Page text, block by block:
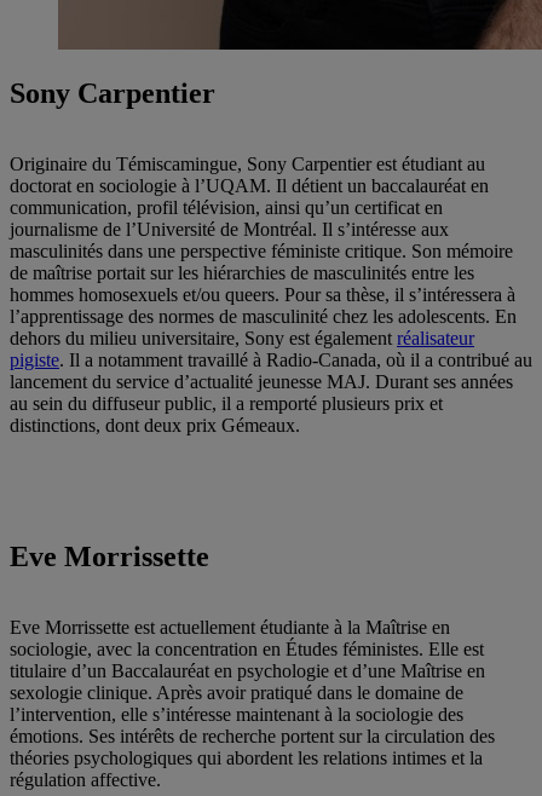
Sony Carpentier
Originaire du Témiscamingue, Sony Carpentier est étudiant au
doctorat en sociologie à l’UQAM. Il détient un baccalauréat en
communication, profil télévision, ainsi qu’un certificat en
journalisme de l’Université de Montréal. Il s’intéresse aux
masculinités dans une perspective féministe critique. Son mémoire
de maîtrise portait sur les hiérarchies de masculinités entre les
hommes homosexuels et/ou queers. Pour sa thèse, il s’intéressera à
l’apprentissage des normes de masculinité chez les adolescents. En
dehors du milieu universitaire, Sony est également réalisateur
pigiste. Il a notamment travaillé à Radio-Canada, où il a contribué au
lancement du service d’actualité jeunesse MAJ. Durant ses années
au sein du diffuseur public, il a remporté plusieurs prix et
distinctions, dont deux prix Gémeaux.
Eve Morrissette
Eve Morrissette est actuellement étudiante à la Maîtrise en
sociologie, avec la concentration en Études féministes. Elle est
titulaire d’un Baccalauréat en psychologie et d’une Maîtrise en
sexologie clinique. Après avoir pratiqué dans le domaine de
l’intervention, elle s’intéresse maintenant à la sociologie des
émotions. Ses intérêts de recherche portent sur la circulation des
théories psychologiques qui abordent les relations intimes et la
régulation affective.